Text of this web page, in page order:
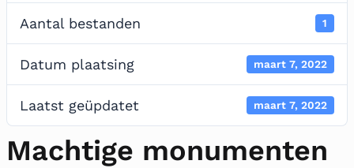
Aantal bestanden 1
Datum plaatsing maart 7, 2022
Laatst geüpdatet maart 7, 2022
Machtige monumenten